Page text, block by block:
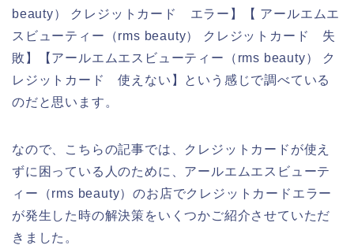
beauty） クレジットカード エラー】【 アールエムエ
スビューティー（rms beauty） クレジットカード 失
敗】【アールエムエスビューティー（rms beauty） ク
レジットカード 使えない】という感じで調べている
のだと思います。
なので、こちらの記事では、クレジットカードが使え
ずに困っている人のために、アールエムエスビューテ
ィー（rms beauty）のお店でクレジットカードエラー
が発生した時の解決策をいくつかご紹介させていただ
きました。